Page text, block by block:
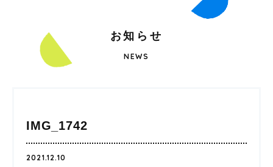
お知 ら せ
NEWS
IMG_1742
2021.12.10